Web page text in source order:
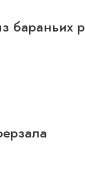
бараньих